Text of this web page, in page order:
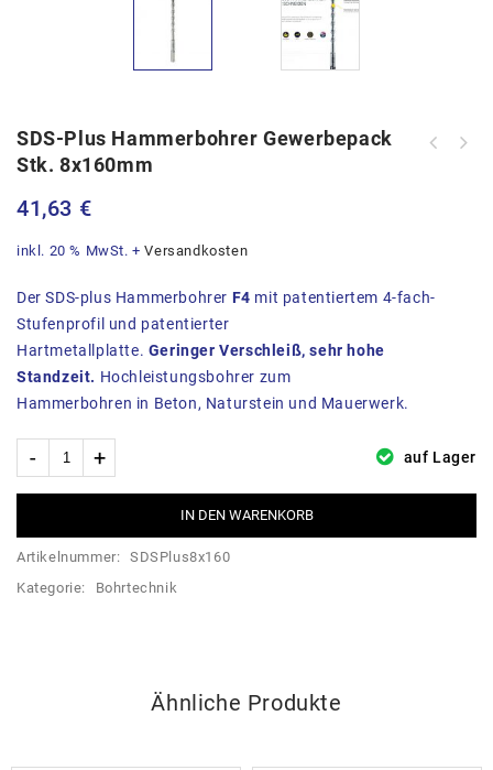
SDS-Plus Hammerbohrer Gewerbepack
Stk. 8x160mm
41,63 €
inkl. 20 % MwSt. +Versandkosten
Der SDS-plus Hammerbohrer F4 mit patentiertem 4-fach-
Stufenprofil und patentierter
Hartmetallplatte. Geringer Verschleiß, sehr hohe
Standzeit. Hochleistungsbohrer zum
Hammerbohren in Beton, Naturstein und Mauerwerk.
auf Lager
IN DEN WARENKORB
Artikelnummer: SDSPlus8x160
Kategorie:
Bohrtechnik
Ähnliche Produkte